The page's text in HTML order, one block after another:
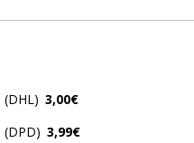
(DHL) 3,00€
(DPD) 3,99€